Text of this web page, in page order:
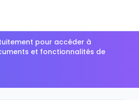
pour accéder à
et fonctionnalités de